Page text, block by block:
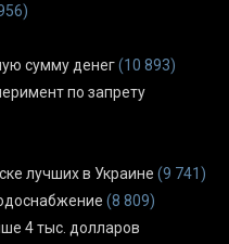
сумму денег(10 893)
по запрету
лучших в Украине (9 741)
(8 809)
4 тыс. долларов